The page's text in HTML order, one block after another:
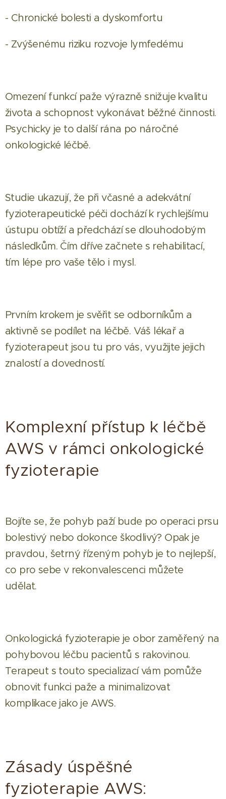
- Chronické bolesti a dyskomfortu
- Zvýšenému riziku rozvoje lymfedému
Omezení funkcí paže výrazně snižuje kvalitu
života a schopnost vykonávat běžné činnosti.
Psychicky je to další rána po náročné
onkologické léčbě.
Studie ukazují, že při včasné a adekvátní
fyzioterapeutické péči dochází k rychlejšímu
ústupu obtíží a předchází se dlouhodobým
následkům. Čím dříve začnete s rehabilitací,
tím lépe pro vaše tělo i mysl.
Prvním krokem je svěřit se odborníkům a
aktivně se podílet na léčbě. Váš lékař a
fyzioterapeut jsou tu pro vás, využijte jejich
znalostí a dovedností.
Komplexní přístup k léčbě
AWS v rámci onkologické
fyzioterapie
Bojíte se, že pohyb paží bude po operaci prsu
bolestivý nebo dokonce škodlivý? Opak je
pravdou, šetrný řízeným pohyb je to nejlepší,
co pro sebe v rekonvalescenci můžete
udělat.
Onkologická fyzioterapie je obor zaměřený na
pohybovou léčbu pacientů s rakovinou.
Terapeut s touto specializací vám pomůže
obnovit funkci paže a minimalizovat
komplikace jako je AWS.
Zásady úspěšné
fyzioterapie AWS: